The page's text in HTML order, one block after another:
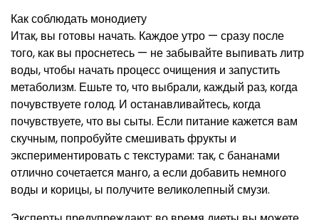
Как соблюдать монодиету
Итак, вы готовы начать. Каждое утро — сразу после
того, как вы проснетесь — не забывайте выпивать литр
воды, чтобы начать процесс очищения и запустить
метаболизм. Ешьте то, что выбрали, каждый раз, когда
почувствуете голод. И останавливайтесь, когда
почувствуете, что вы сыты. Если питание кажется вам
скучным, попробуйте смешивать фрукты и
экспериментировать с текстурами: так, с бананами
отлично сочетается манго, а если добавить немного
воды и корицы, ы получите великолепный смузи.